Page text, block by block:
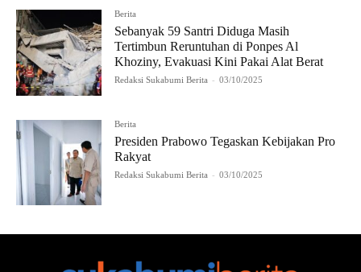
Berita
Sebanyak 59 Santri Diduga Masih
Tertimbun Reruntuhan di Ponpes Al
Khoziny, Evakuasi Kini Pakai Alat Berat
Redaksi Sukabumi Berita - 03/10/2025
Berita
Presiden Prabowo Tegaskan Kebijakan Pro
Rakyat
Redaksi Sukabumi Berita - 03/10/2025